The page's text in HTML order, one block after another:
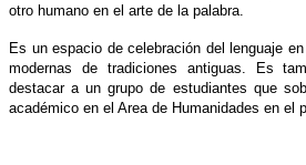
otro humano en el arte de la palabra.
Es un espacio de celebración del lenguaje
modernas de tradiciones antiguas. Es
destacar a un grupo de estudiantes que
académico en el Area de Humanidades en el